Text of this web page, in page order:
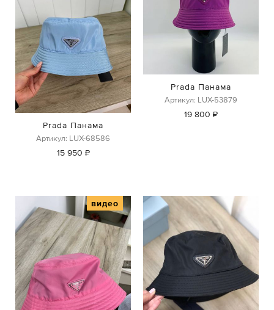
Prada Панама
Артикул: LUX-68586
15 950 ₽
Prada Панама
Артикул: LUX-53879
19 800 ₽
видео